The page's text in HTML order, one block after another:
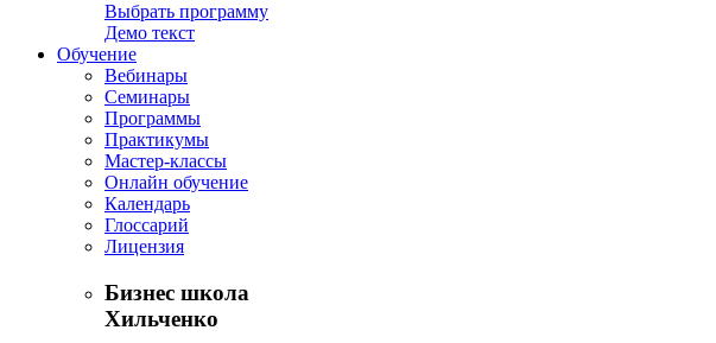
Выбрать программу
Демо текст
Обучение
Вебинары
Семинары
Программы
Практикумы
Мастер-классы
Онлайн обучение
Календарь
Глоссарий
Лицензия
Бизнес школа
Хильченко